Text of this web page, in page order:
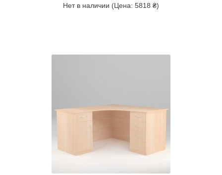
Нет в наличии (Цена: 5818 ₴)